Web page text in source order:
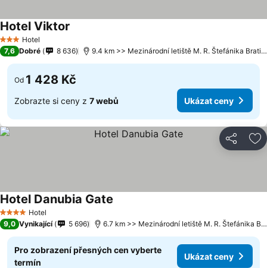
3 Počet hvězdiček
Hotel
Hotel Viktor
7,6 Dobré 8 636 9.4 km >> Mezinárodní letiště M. R. Štefánika Bratislava
Od 1 428 Kč
Zobrazte si ceny z 7 webů Ukázat ceny
Sdílet
4 Počet hvězdiček
Hotel
Hotel Danubia Gate
9,0 Vynikající 5 696 6.7 km >> Mezinárodní letiště M. R. Štefánika Bratislava
Pro zobrazení přesných cen vyberte
termín
Ukázat ceny